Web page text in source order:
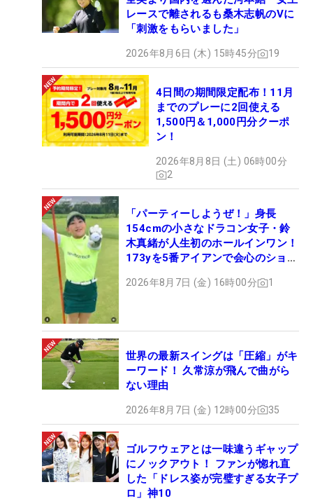
レースで離されるも桑木志帆のVに
「刺激をもらいました」
2026年8月6日 (木) 15時45分 19
4日間の期間限定配布！11月
までのプレーに2回使える
1,500円＆1,000円分クーポ
ン！
2026年8月8日 (土) 06時00分
2
「パーティーしようぜ！」身長
154cmの小さなドラコン女子・鈴
木真緒が人生初のホールインワン！
173yを5番アイアンで会心のショッ
2026年8月7日 (金) 16時00分 1
世界の最新スイングは「圧縮」がキ
ーワード！ 久常涼が飛んで曲がら
ない理由
2026年8月7日 (金) 12時00分 35
ゴルフウェアとは一味違うギャップ
にノックアウト！ ファンが惚れ直
した「ドレス姿が完璧すぎる女子プ
ロ」神10